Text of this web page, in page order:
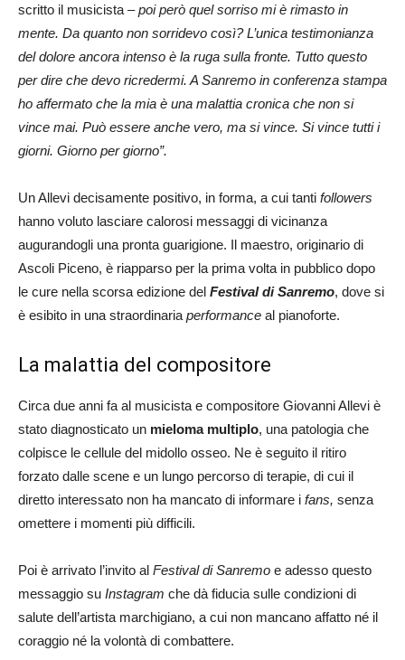
scritto il musicista –poi però quel sorriso mi è rimasto in
mente. Da quanto non sorridevo così? L’unica testimonianza
del dolore ancora intenso è la ruga sulla fronte. Tutto questo
per dire che devo ricredermi. A Sanremo in conferenza stampa
ho affermato che la mia è una malattia cronica che non si
vince mai. Può essere anche vero, ma si vince. Si vince tutti i
giorni. Giorno per giorno”.
Un Allevi decisamente positivo, in forma, a cui tanti followers
hanno voluto lasciare calorosi messaggi di vicinanza
augurandogli una pronta guarigione. Il maestro, originario di
Ascoli Piceno, è riapparso per la prima volta in pubblico dopo
le cure nella scorsa edizione del Festival di Sanremo, dove si
è esibito in una straordinaria performance al pianoforte.
La malattia del compositore
Circa due anni fa al musicista e compositore Giovanni Allevi è
stato diagnosticato un mieloma multiplo, una patologia che
colpisce le cellule del midollo osseo. Ne è seguito il ritiro
forzato dalle scene e un lungo percorso di terapie, di cui il
diretto interessato non ha mancato di informare i fans, senza
omettere i momenti più difficili.
Poi è arrivato l’invito al Festival di Sanremo e adesso questo
messaggio su Instagram che dà fiducia sulle condizioni di
salute dell’artista marchigiano, a cui non mancano affatto né il
coraggio né la volontà di combattere.